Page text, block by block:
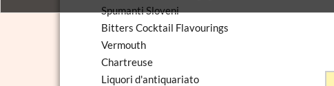
Spumanti Sloveni
Bitters Cocktail Flavourings
Vermouth
Chartreuse
Liquori d'antiquariato